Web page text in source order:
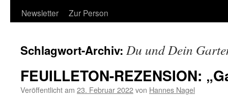
Newsletter
Zur Person
Schlagwort-Archiv: Du und Dein
FEUILLETON-REZENSION:
Veröffentlicht am 23. Februar 2022von Hannes Nagel